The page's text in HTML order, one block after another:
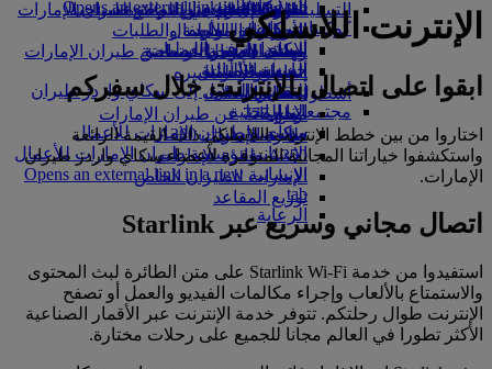
الشركاء الجويون
تناول الطعام في الدرجة السياحية
الممتازة
وجبات الدرجة السياحية
المشروبات
أسطول طائراتنا
بوينج 777
طائرة الإمارات A380
A350 طائرة الإمارات
الإمارات للطيران الخاص
توزيع المقاعد
السوق الحرة
متجرنا الرسمي
التسلية للأطفال
الترفيه عن الأطفال
ألعاب الأطفال
أنشطة للأطفال
in a new tab
كوكبنا
الاستدامة في العمليات
السياسة البيئية
التقارير البيئية
مجتمعاتنا المحلية
مؤسسة طيران الإمارات للأعمال
الإنسانيةمؤسسة طيران الإمارات للأعمال
الإنسانية Opens an external link in a new
tab
الرعاية
Opens an external link in a new tab
شركاؤنا
سكاي واردز رايل
حاسبة الأميال
تسجيل الدخول إلى سكاي واردز طيران
الإمارات
سكاي واردز+
السفر لأصحاب الهمم مع طيران الإمارات
المساعدة الخاصة والطلبات
تجربتكم على متن الطائرة
الأدوات والموارد
الهاتف المتحرك وتطبيق طيران الإمارات
إلغاء حجز أو تغييره
تعطل الرحلات
معلومات عن طيران الإمارات
الإنترنت اللاسلكي
ابقوا على اتصال بالإنترنت خلال سفركم
اختاروا من بين خطط الإنترنت اللاسلكي ذات القيمة الرائعة
واستكشفوا خياراتنا المجانية المتوفرة لأعضاء سكاي واردز طيران
الإمارات.
اتصال مجاني وسريع عبر Starlink
استفيدوا من خدمة Starlink Wi‑Fi على متن الطائرة لبث المحتوى
والاستمتاع بالألعاب وإجراء مكالمات الفيديو والعمل أو تصفح
الإنترنت طوال رحلتكم. تتوفر خدمة الإنترنت عبر الأقمار الصناعية
الأكثر تطورا في العالم مجانا للجميع على رحلات مختارة.